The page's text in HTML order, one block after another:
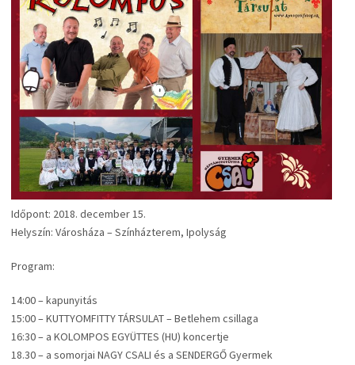
Időpont: 2018. december 15.
Helyszín: Városháza – Színházterem, Ipolyság
Program:
14:00 – kapunyitás
15:00 – KUTTYOMFITTY TÁRSULAT – Betlehem csillaga
16:30 – a KOLOMPOS EGYÜTTES (HU) koncertje
18.30 – a somorjai NAGY CSALI és a SENDERGŐ Gyermek